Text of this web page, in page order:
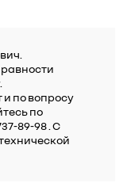
и по вопросу
по
89-98 . C